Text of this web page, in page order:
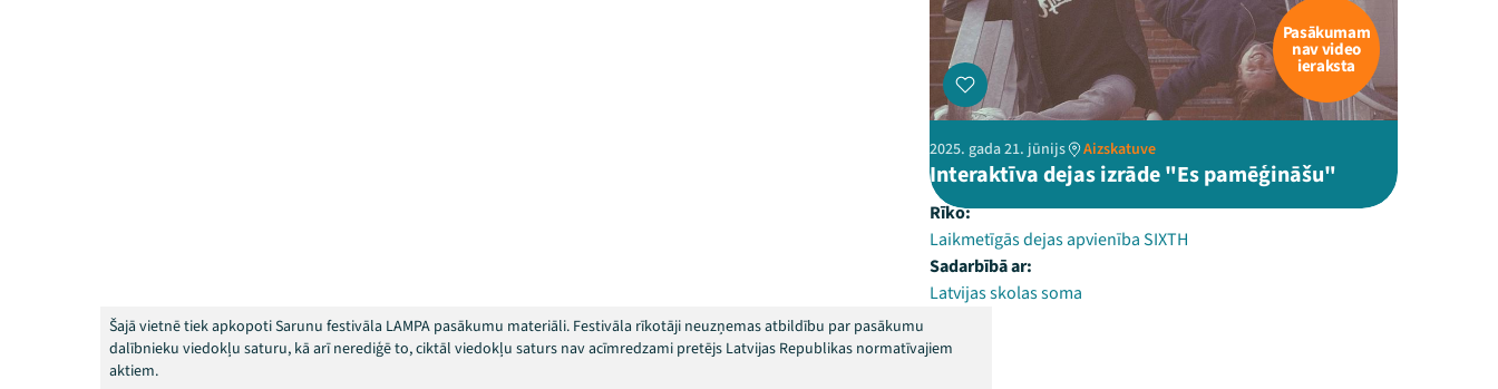
Pasākumam
nav video
ieraksta
2025. gada 21. jūnijs Aizskatuve
Interaktīva dejas izrāde "Es pamēģināšu"
Rīko:
Laikmetīgās dejas apvienība SIXTH
Sadarbībā ar:
Latvijas skolas soma
Šajā vietnē tiek apkopoti Sarunu festivāla LAMPA pasākumu materiāli. Festivāla rīkotāji neuzņemas atbildību par pasākumu
dalībnieku viedokļu saturu, kā arī nerediģē to, ciktāl viedokļu saturs nav acīmredzami pretējs Latvijas Republikas normatīvajiem
aktiem.